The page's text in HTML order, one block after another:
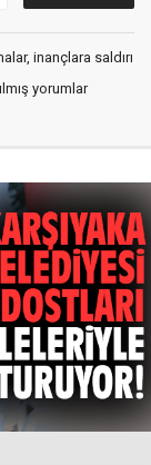
inançlara saldırı
yorumlar